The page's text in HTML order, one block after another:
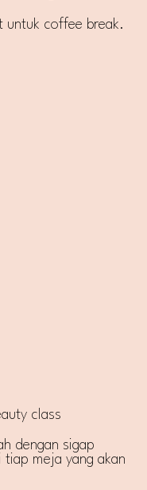
untuk coffee break.
class
dengan sigap
tiap meja yang akan